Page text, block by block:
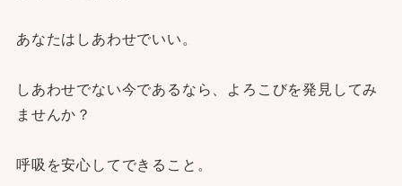
あなたはしあわせでいい。
しあわせでない今であるなら、よろこびを発見してみ
ませんか？
呼吸を安心してできること。